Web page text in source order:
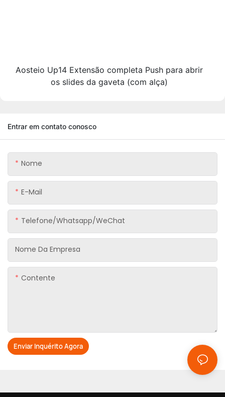
Aosteio Up14 Extensão completa Push para abrir
os slides da gaveta (com alça)
Entrar em contato conosco
Nome
E-Mail
Telefone/Whatsapp/WeChat
Nome Da Empresa
Contente
Enviar Inquérito Agora